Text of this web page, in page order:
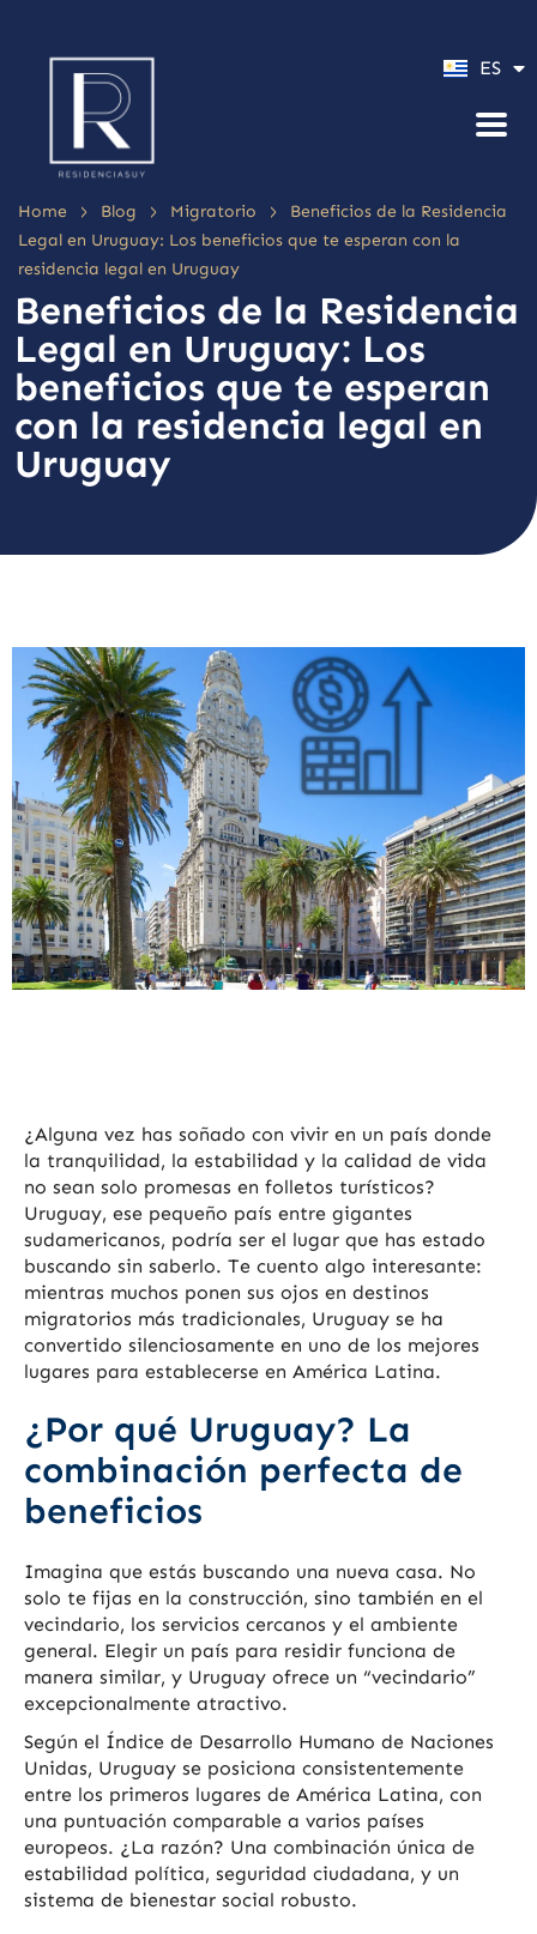
ES
EN
Home > Blog > Migratorio >
Beneficios de la Residencia
Legal en Uruguay: Los beneficios que te esperan con la
residencia legal en Uruguay
Beneficios de la Residencia
Legal en Uruguay: Los
beneficios que te esperan
con la residencia legal en
Uruguay
¿Alguna vez has soñado con vivir en un país donde
la tranquilidad, la estabilidad y la calidad de vida
no sean solo promesas en folletos turísticos?
Uruguay, ese pequeño país entre gigantes
sudamericanos, podría ser el lugar que has estado
buscando sin saberlo. Te cuento algo interesante:
mientras muchos ponen sus ojos en destinos
migratorios más tradicionales, Uruguay se ha
convertido silenciosamente en uno de los mejores
lugares para establecerse en América Latina.
¿Por qué Uruguay? La
combinación perfecta de
beneficios
Imagina que estás buscando una nueva casa. No
solo te fijas en la construcción, sino también en el
vecindario, los servicios cercanos y el ambiente
general. Elegir un país para residir funciona de
manera similar, y Uruguay ofrece un “vecindario”
excepcionalmente atractivo.
Según el Índice de Desarrollo Humano de Naciones
Unidas, Uruguay se posiciona consistentemente
entre los primeros lugares de América Latina, con
una puntuación comparable a varios países
europeos. ¿La razón? Una combinación única de
estabilidad política, seguridad ciudadana, y un
sistema de bienestar social robusto.